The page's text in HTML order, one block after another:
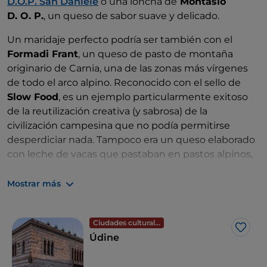
del Higo negro, formado por unos 50 productores
D. O. P., un queso de sabor suave y delicado.
Un maridaje perfecto podría ser también con el
Formadi Frant, un queso de pasto de montaña
originario de Carnia, una de las zonas más vírgenes
de todo el arco alpino. Reconocido con el sello de
Slow Food, es un ejemplo particularmente exitoso
de la reutilización creativa (y sabrosa) de la
civilización campesina que no podía permitirse
desperdiciar nada. Tampoco era un queso elaborado
con leche de vacas que pastaban en pastos alpinos,
silvestres en sus fragancias y aromas.
defectuosos, quizás porque estaban hinchados o
tenían la corteza agrietada, se reunían, se picaban en
trozos pequeños o se rallaban. Posteriormente, se
mezclaron con leche, nata, sal y pimienta hasta
Mostrar más
Ciudades culturales
Me
Údine